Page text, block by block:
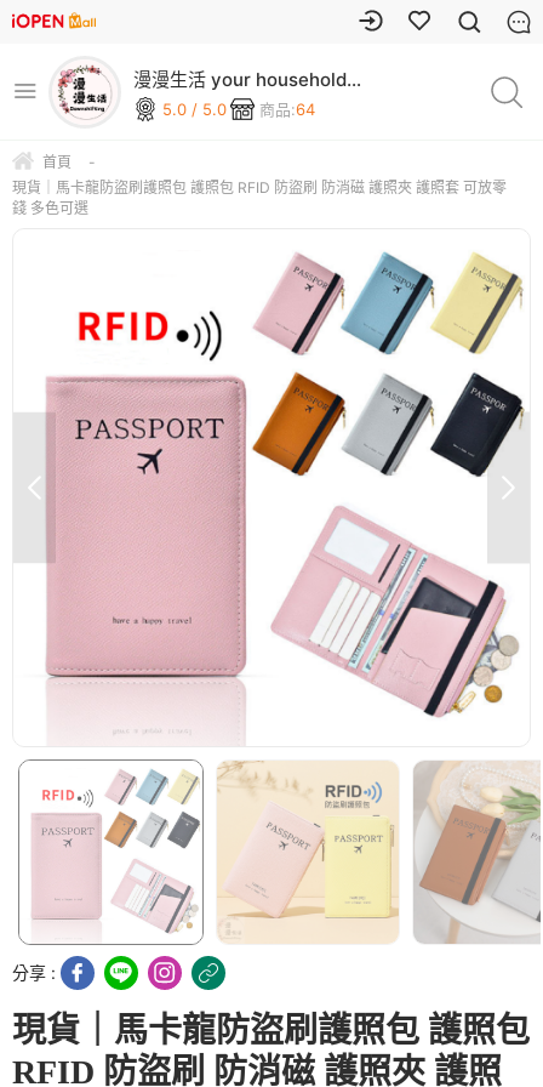
漫漫生活 your household
goods5.0 / 5.0 商品:64
首頁
-
現貨｜馬卡龍防盜刷護照包 護照包 RFID 防盜刷 防消磁 護照夾 護照套 可放零
錢 多色可選
分享 :
現貨｜馬卡龍防盜刷護照包 護照包
RFID 防盜刷 防消磁 護照夾 護照